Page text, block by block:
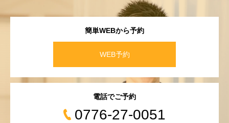
簡単WEBから予約
WEB予約
電話でご予約
0776-27-0051